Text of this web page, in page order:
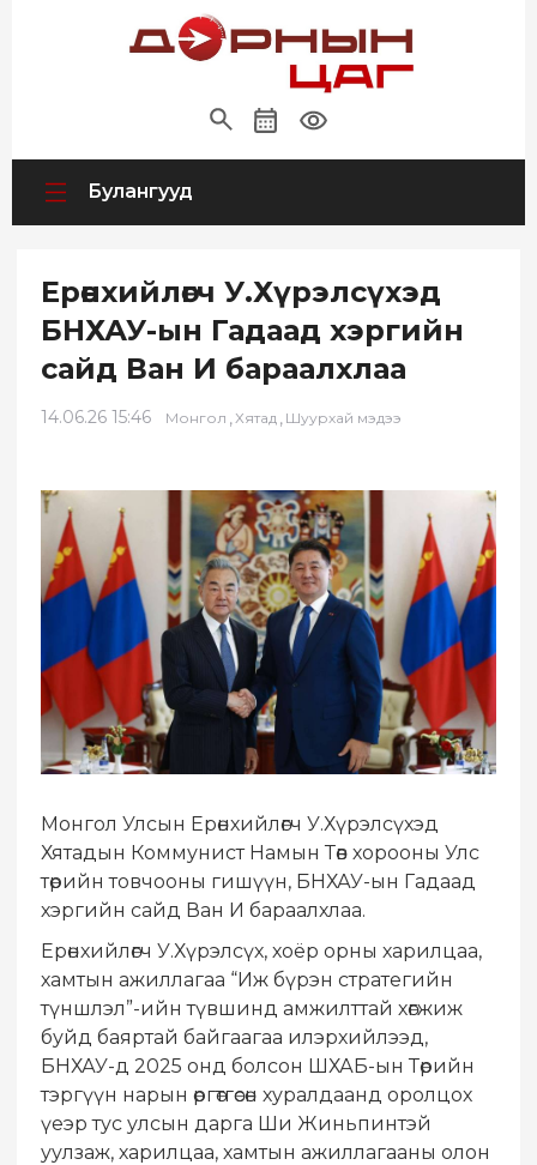
Булангууд
Ерөнхийлөгч У.Хүрэлсүхэд
БНХАУ-ын Гадаад хэргийн
сайд Ван И бараалхлаа
14.06.26 15:46 Монгол , Хятад , Шуурхай мэдээ
Монгол Улсын Ерөнхийлөгч У.Хүрэлсүхэд
Хятадын Коммунист Намын Төв хорооны Улс
төрийн товчооны гишүүн, БНХАУ-ын Гадаад
хэргийн сайд Ван И бараалхлаа.
Ерөнхийлөгч У.Хүрэлсүх, хоёр орны харилцаа,
хамтын ажиллагаа “Иж бүрэн стратегийн
түншлэл”-ийн түвшинд амжилттай хөгжиж
буйд баяртай байгаагаа илэрхийлээд,
БНХАУ-д 2025 онд болсон ШХАБ-ын Төрийн
тэргүүн нарын өргөтгөсөн хуралдаанд оролцох
үеэр тус улсын дарга Ши Жиньпинтэй
уулзаж, харилцаа, хамтын ажиллагааны олон